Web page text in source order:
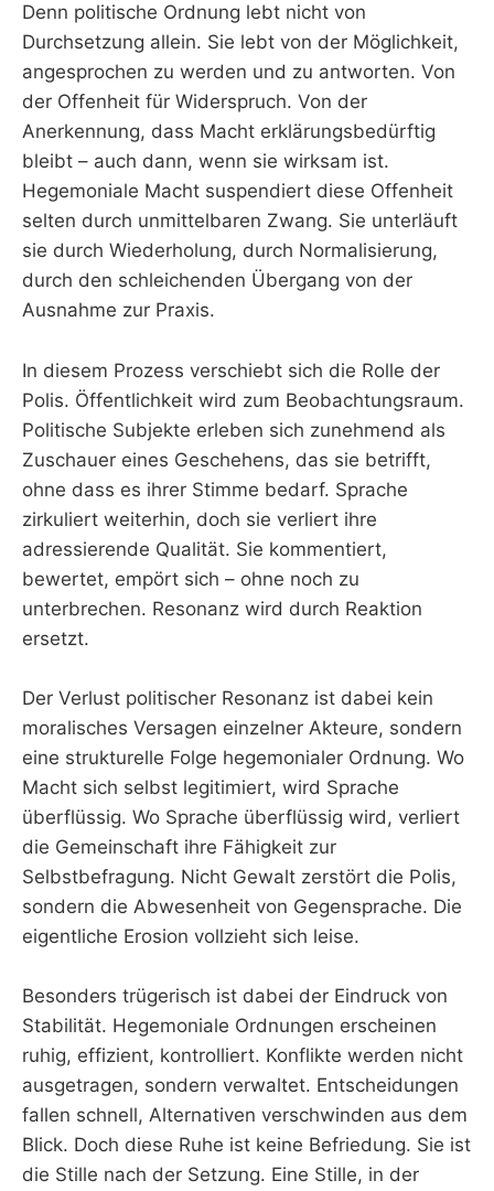
Denn politische Ordnung lebt nicht von
Durchsetzung allein. Sie lebt von der Möglichkeit,
angesprochen zu werden und zu antworten. Von
der Offenheit für Widerspruch. Von der
Anerkennung, dass Macht erklärungsbedürftig
bleibt – auch dann, wenn sie wirksam ist.
Hegemoniale Macht suspendiert diese Offenheit
selten durch unmittelbaren Zwang. Sie unterläuft
sie durch Wiederholung, durch Normalisierung,
durch den schleichenden Übergang von der
Ausnahme zur Praxis.
In diesem Prozess verschiebt sich die Rolle der
Polis. Öffentlichkeit wird zum Beobachtungsraum.
Politische Subjekte erleben sich zunehmend als
Zuschauer eines Geschehens, das sie betrifft,
ohne dass es ihrer Stimme bedarf. Sprache
zirkuliert weiterhin, doch sie verliert ihre
adressierende Qualität. Sie kommentiert,
bewertet, empört sich – ohne noch zu
unterbrechen. Resonanz wird durch Reaktion
ersetzt.
Der Verlust politischer Resonanz ist dabei kein
moralisches Versagen einzelner Akteure, sondern
eine strukturelle Folge hegemonialer Ordnung. Wo
Macht sich selbst legitimiert, wird Sprache
überflüssig. Wo Sprache überflüssig wird, verliert
die Gemeinschaft ihre Fähigkeit zur
Selbstbefragung. Nicht Gewalt zerstört die Polis,
sondern die Abwesenheit von Gegensprache. Die
eigentliche Erosion vollzieht sich leise.
Besonders trügerisch ist dabei der Eindruck von
Stabilität. Hegemoniale Ordnungen erscheinen
ruhig, effizient, kontrolliert. Konflikte werden nicht
ausgetragen, sondern verwaltet. Entscheidungen
fallen schnell, Alternativen verschwinden aus dem
Blick. Doch diese Ruhe ist keine Befriedung. Sie ist
die Stille nach der Setzung. Eine Stille, in der